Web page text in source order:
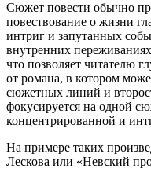
Сюжет повести обычно
повествование о жизни
интриг и запутанных
внутренних
что позволяет читателю
от романа, в котором
сюжетных линий и
фокусируется на одной
концентрированной и
На примере таких
Лескова или «Невский